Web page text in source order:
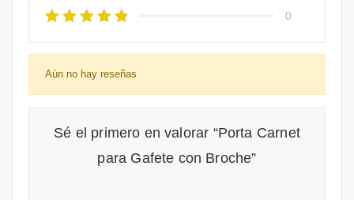
0
Aún no hay reseñas
Sé el primero en valorar “Porta Carnet
para Gafete con Broche”